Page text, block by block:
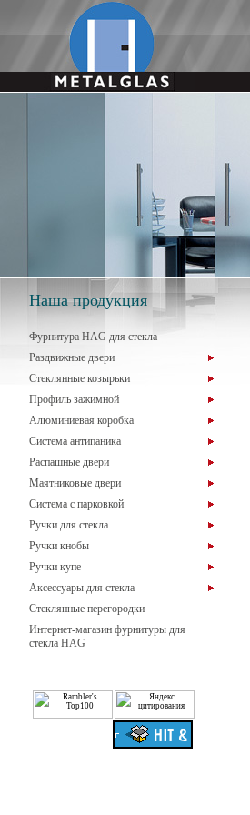
Наша продукция
Фурнитура HAG для стекла
Раздвижные двери
Стеклянные козырьки
Профиль зажимной
Алюминиевая коробка
Система антипаника
Распашные двери
Маятниковые двери
Система с парковкой
Ручки для стекла
Ручки кнобы
Ручки купе
Аксессуары для стекла
Стеклянные перегородки
Интернет-магазин фурнитуры для
стекла HAG